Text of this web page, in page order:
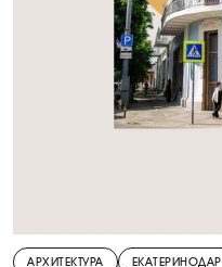
АРХИТЕКТУРА ЕКАТЕРИНОДАР